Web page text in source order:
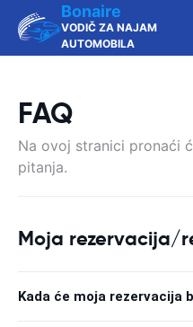
Bonaire
VODIČ ZA NAJAM
AUTOMOBILA
FAQ
Na ovoj stranici pronaći
pitanja.
Moja rezervacija/
Kada će moja rezervacija